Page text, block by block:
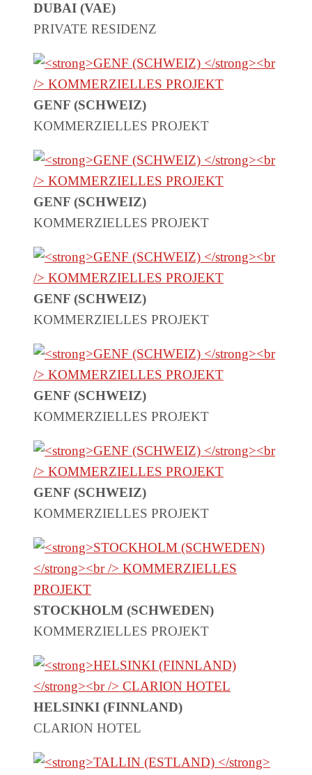
DUBAI (VAE)
PRIVATE RESIDENZ
GENF (SCHWEIZ)
KOMMERZIELLES PROJEKT
GENF (SCHWEIZ)
KOMMERZIELLES PROJEKT
GENF (SCHWEIZ)
KOMMERZIELLES PROJEKT
GENF (SCHWEIZ)
KOMMERZIELLES PROJEKT
GENF (SCHWEIZ)
KOMMERZIELLES PROJEKT
STOCKHOLM (SCHWEDEN)
KOMMERZIELLES PROJEKT
HELSINKI (FINNLAND)
CLARION HOTEL